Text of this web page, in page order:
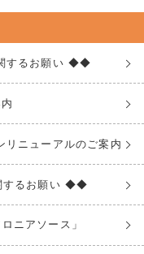
するお願い ◆◆
リニューアルのご案内
するお願い ◆◆
ニアソース」